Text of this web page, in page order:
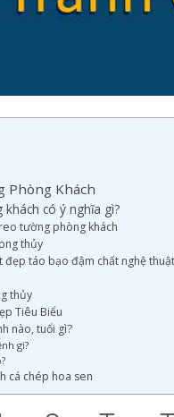
Phòng Khách
có ý nghĩa gì?
tường phòng khách
thủy
đẹp táo bạo đậm chất nghệ thuật
thủy
Tiêu Biểu
nào, tuổi gì?
gì?
cá chép hoa sen